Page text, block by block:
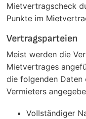
Mietvertragscheck
Punkte im
Vertragsparteien
Meist werden die
Mietvertrages
die folgenden Daten
Vermieters
Vollständiger